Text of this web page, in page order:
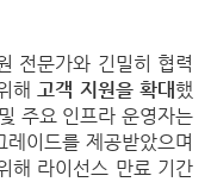
전문가와 긴밀히 협력
해고객 지원을 확대 했
주요 인프라 운영자는
이드를 제공받았으며
해 라이선스 만료 기간